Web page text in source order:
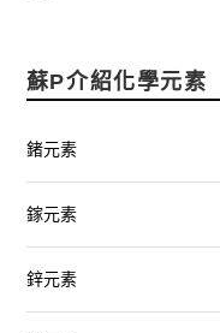
蘇P介紹化學元素
鍺元素
鎵元素
鋅元素